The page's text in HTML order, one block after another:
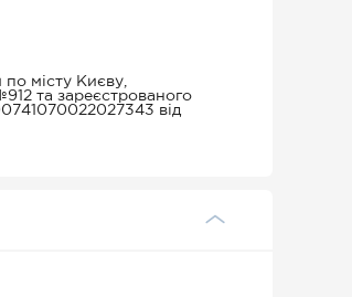
місту Києву,
та зареєстрованого
від